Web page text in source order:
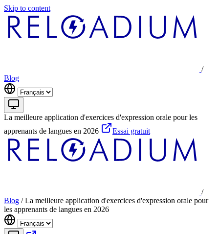
Skip to content
/
Blog
La meilleure application d'exercices d'expression orale pour les
apprenants de langues en 2026
Essai gratuit
/
Blog / La meilleure application d'exercices d'expression orale pour
les apprenants de langues en 2026